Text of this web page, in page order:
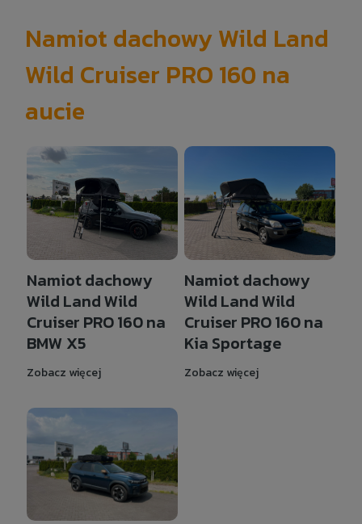
Namiot dachowy Wild Land
Wild Cruiser PRO 160 na
aucie
Namiot dachowy
Wild Land Wild
Cruiser PRO 160 na
BMW X5
Zobacz więcej
Namiot dachowy
Wild Land Wild
Cruiser PRO 160 na
Kia Sportage
Zobacz więcej